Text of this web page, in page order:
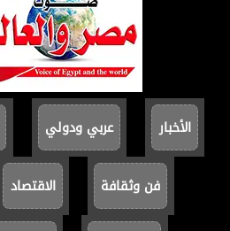
الأخبار عربي ودولي
فن وثقافة الاقتصاد